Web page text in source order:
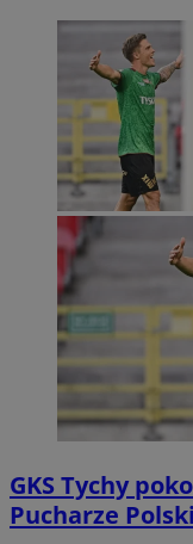
GKS Tychy
Pucharze Polski